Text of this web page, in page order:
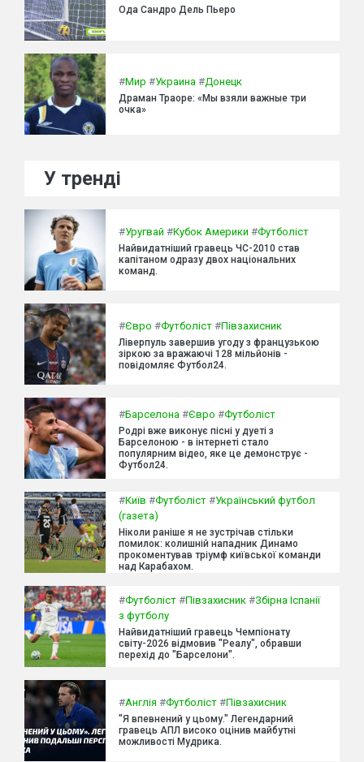
Ода Сандро Дель Пьеро
#Мир #Украина #Донецк
Драман Траоре: «Мы взяли важные три
очка»
У тренді
#Уругвай #Кубок Америки #Футболіст
Найвидатніший гравець ЧС-2010 став
капітаном одразу двох національних
команд.
#Євро #Футболіст #Півзахисник
Ліверпуль завершив угоду з французькою
зіркою за вражаючі 128 мільйонів -
повідомляє Футбол24.
#Барселона #Євро #Футболіст
Родрі вже виконує пісні у дуеті з
Барселоною - в інтернеті стало
популярним відео, яке це демонструє -
Футбол24.
#Київ #Футболіст #Український футбол
(газета)
Ніколи раніше я не зустрічав стільки
помилок: колишній нападник Динамо
прокоментував тріумф київської команди
над Карабахом.
#Футболіст #Півзахисник #Збірна Іспанії
з футболу
Найвидатніший гравець Чемпіонату
світу-2026 відмовив "Реалу", обравши
перехід до "Барселони".
#Англія #Футболіст #Півзахисник
"Я впевнений у цьому." Легендарний
гравець АПЛ високо оцінив майбутні
можливості Мудрика.